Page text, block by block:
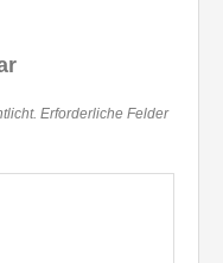
Erforderliche Felder